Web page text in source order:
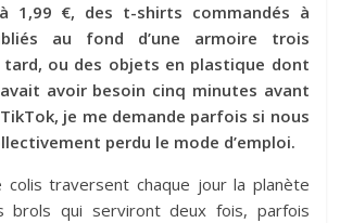
1,99 €, des t-shirts commandés à
au fond d’une armoire trois
tard, ou des objets en plastique dont
avoir besoin cinq minutes avant
je me demande parfois si nous
perdu le mode d’emploi.
colis traversent chaque jour la planète
brols qui serviront deux fois, parfois